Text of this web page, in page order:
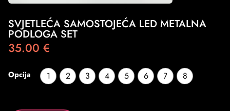
SVJETLEĆA SAMOSTOJEĆA LED METALNA
PODLOGA SET
35.00 €
Opcija 1 2 3 4 5 6 7 8